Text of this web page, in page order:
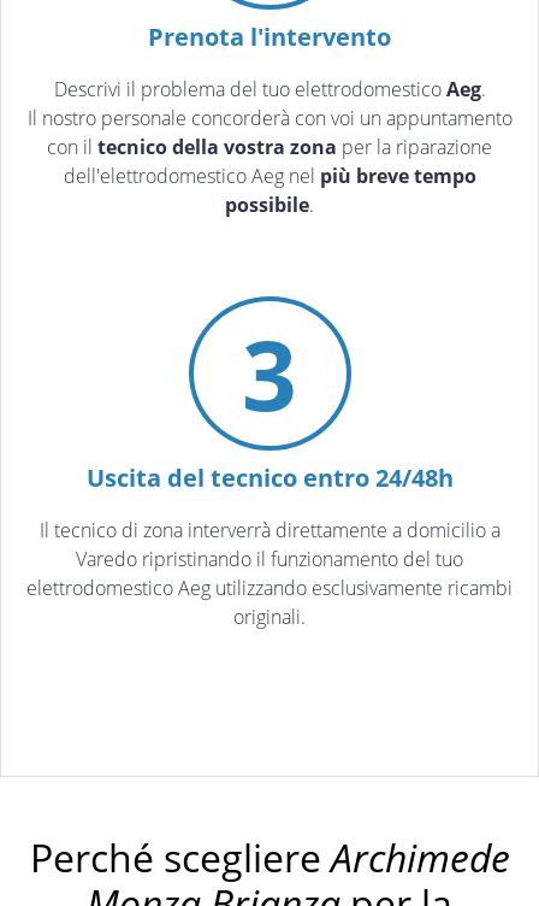
Prenota l'intervento
Descrivi il problema del tuo elettrodomesticoAeg.
Il nostro personale concorderà con voi un appuntamento
con il tecnico della vostra zona per la riparazione
dell'elettrodomestico Aeg nel più breve tempo
possibile.
3
Uscita del tecnico entro 24/48h
Il tecnico di zona interverrà direttamente a domicilio a
Varedo ripristinando il funzionamento del tuo
elettrodomestico Aeg utilizzando esclusivamente ricambi
originali.
Perché scegliereArchimede